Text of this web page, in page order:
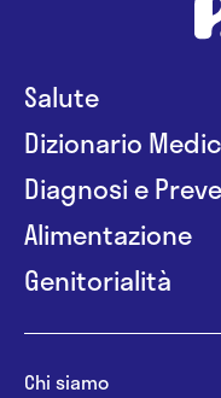
Salute
Dizionario
Diagnosi e
Alimentazione
Genitorialità
Chi siamo